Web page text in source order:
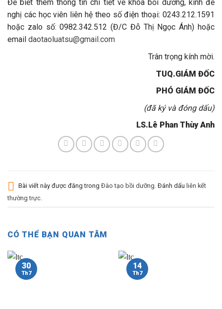
Để biết thêm thông tin chi tiết về khóa bồi dưỡng, kính đề
nghị các học viên liên hệ theo số điện thoại: 0243.212.1591
hoặc zalo số: 0982.342.512 (Đ/C Đỗ Thị Ngọc Ánh) hoặc
email daotaoluatsu@gmail.com
Trân trọng kính mời.
TUQ.GIÁM ĐỐC
PHÓ GIÁM ĐỐC
(đã ký và đóng dấu)
LS.Lê Phan Thùy Anh
Bài viết này được đăng trong Đào tạo bồi dưỡng . Đánh dấu liên kết
thường trực
CÓ THỂ BẠN QUAN TÂM
30
Th7
14
Th7